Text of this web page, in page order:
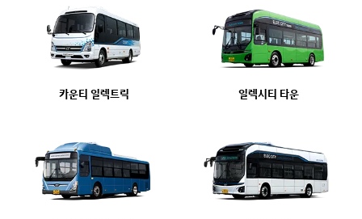
카운티 일렉트릭 일렉시티 타운